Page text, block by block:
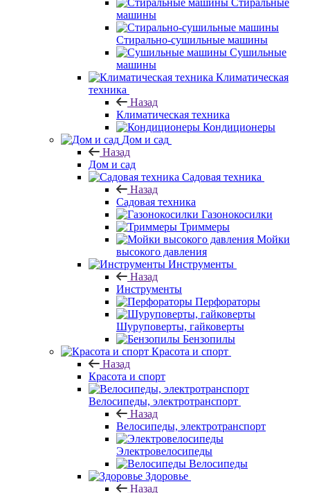
Стиральные
машины
Стирально-сушильные машины
Сушильные
машины
Климатическая
техника
Назад
Климатическая техника
Кондиционеры
Дом и сад
Назад
Дом и сад
Садовая техника
Назад
Садовая техника
Газонокосилки
Триммеры
Мойки
высокого давления
Инструменты
Назад
Инструменты
Перфораторы
Шуруповерты, гайковерты
Бензопилы
Красота и спорт
Назад
Красота и спорт
Велосипеды, электротранспорт
Назад
Велосипеды, электротранспорт
Электровелосипеды
Велосипеды
Здоровье
Назад